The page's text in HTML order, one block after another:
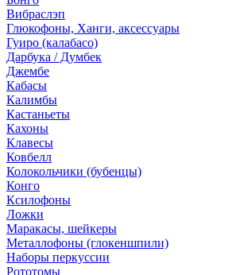
Вибраслэп
Глюкофоны, Ханги, аксессуары
Гуиро (калабасо)
Дарбука / Думбек
Джембе
Кабасы
Калимбы
Кастаньеты
Кахоны
Клавесы
Ковбелл
Колокольчики (бубенцы)
Конго
Ксилофоны
Ложки
Маракасы, шейкеры
Металлофоны (глокеншпили)
Наборы перкуссии
Рототомы